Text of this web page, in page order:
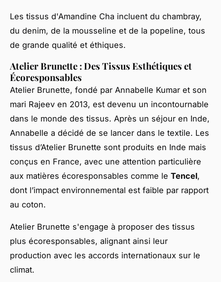
Les tissus d'Amandine Cha incluent du chambray,
du denim, de la mousseline et de la popeline, tous
de grande qualité et éthiques.
Atelier Brunette : Des Tissus Esthétiques et
Écoresponsables
Atelier Brunette, fondé par Annabelle Kumar et son
mari Rajeev en 2013, est devenu un incontournable
dans le monde des tissus. Après un séjour en Inde,
Annabelle a décidé de se lancer dans le textile. Les
tissus d’Atelier Brunette sont produits en Inde mais
conçus en France, avec une attention particulière
aux matières écoresponsables comme le Tencel,
dont l’impact environnemental est faible par rapport
au coton.
Atelier Brunette s'engage à proposer des tissus
plus écoresponsables, alignant ainsi leur
production avec les accords internationaux sur le
climat.